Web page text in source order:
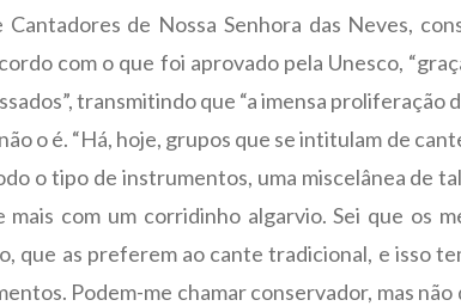
de Nossa Senhora das Neves,
com o que foi aprovado pela Unesco,
transmitindo que “a imensa proliferação
o é. “Há, hoje, grupos que se intitulam de
o tipo de instrumentos, uma miscelânea de
mais com um corridinho algarvio. Sei que os
que as preferem ao cante tradicional, e isso
Podem-me chamar conservador, mas